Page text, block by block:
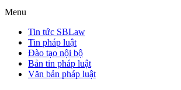
Menu
Tin tức SBLaw
Tin pháp luật
Đào tạo nội bộ
Bản tin pháp luật
Văn bản pháp luật